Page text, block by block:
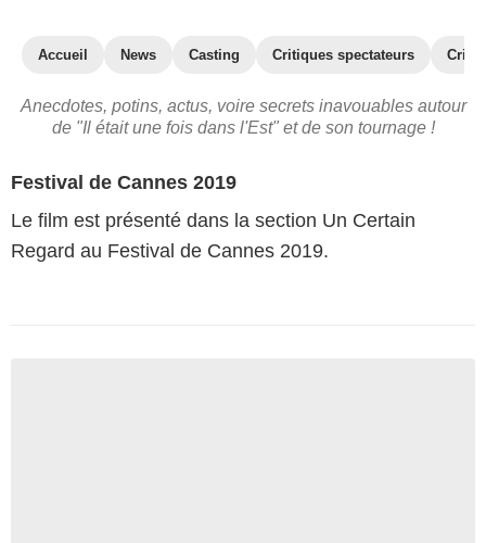
Accueil News Casting Critiques spectateurs
Anecdotes, potins, actus, voire secrets inavouables autour
de "Il était une fois dans l'Est" et de son tournage !
Festival de Cannes 2019
Le film est présenté dans la section Un Certain
Regard au Festival de Cannes 2019.